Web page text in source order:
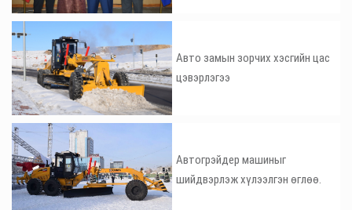
Авто замын зорчих хэсгийн цас
цэвэрлэгээ
Автогрэйдер машиныг
шийдвэрлэж хүлээлгэн өглөө.